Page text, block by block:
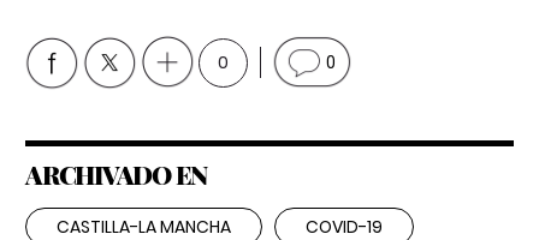
0 0
ARCHIVADO EN
CASTILLA-LA MANCHA COVID-19